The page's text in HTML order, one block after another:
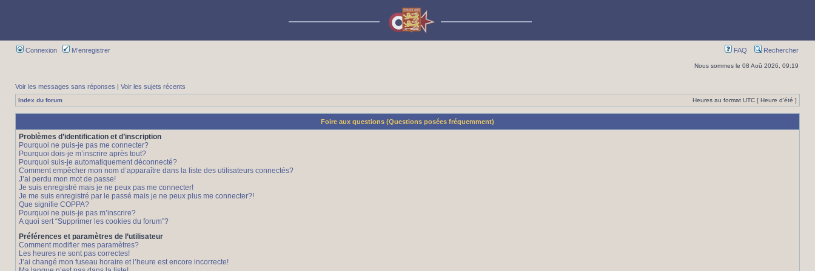
Connexion M’enregistrer FAQ Rechercher
Nous sommes le 08 Aoû 2026, 09:19
Voir les messages sans réponses | Voir les sujets récents
Index du forum Heures au format UTC [ Heure d’été ]
Foire aux questions (Questions posées fréquemment)
Problèmes d’identification et d’inscription
Pourquoi ne puis-je pas me connecter?
Pourquoi dois-je m’inscrire après tout?
Pourquoi suis-je automatiquement déconnecté?
Comment empêcher mon nom d’apparaître dans la liste des utilisateurs connectés?
J’ai perdu mon mot de passe!
Je suis enregistré mais je ne peux pas me connecter!
Je me suis enregistré par le passé mais je ne peux plus me connecter?!
Que signifie COPPA?
Pourquoi ne puis-je pas m’inscrire?
A quoi sert “Supprimer les cookies du forum”?
Préférences et paramètres de l’utilisateur
Comment modifier mes paramètres?
Les heures ne sont pas correctes!
J’ai changé mon fuseau horaire et l’heure est encore incorrecte!